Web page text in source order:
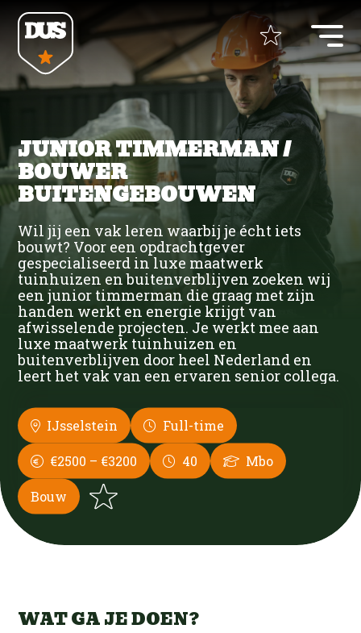
Opdrachtgevers
Uitzenden
Detacheren
Werving & Selectie
ZZP bemiddeling
Recruitment Marketing
+
Vacatures
Bouw
Bouw UTA
Infra
Groen
Techniek
Logistiek
Office
+
ZZP Opdrachten
Bouw UTA
Bouw
Infra
Groen
Techniek
Office
Over DUS
Nieuws
Ons team
Werken bij DUS
Interne Vacatures
Silvercity Run
Contact
Contact
Open sollicitatie
JUNIOR TIMMERMAN /
BOUWER
BUITENGEBOUWEN
Wil jij een vak leren waarbij je écht iets
bouwt? Voor een opdrachtgever
gespecialiseerd in luxe maatwerk
tuinhuizen en buitenverblijven zoeken wij
een junior timmerman die graag met zijn
handen werkt en energie krijgt van
afwisselende projecten. Je werkt mee aan
luxe maatwerk tuinhuizen en
buitenverblijven door heel Nederland en
leert het vak van een ervaren senior collega.
IJsselstein Full-time
€2500 – €3200 40 Mbo
Bouw
WAT GA JE DOEN?